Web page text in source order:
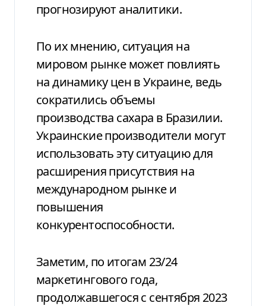
прогнозируют аналитики.
По их мнению, ситуация на
мировом рынке может повлиять
на динамику цен в Украине, ведь
сократились объемы
производства сахара в Бразилии.
Украинские производители могут
использовать эту ситуацию для
расширения присутствия на
международном рынке и
повышения
конкурентоспособности.
Заметим, по итогам 23/24
маркетингового года,
продолжавшегося с сентября 2023